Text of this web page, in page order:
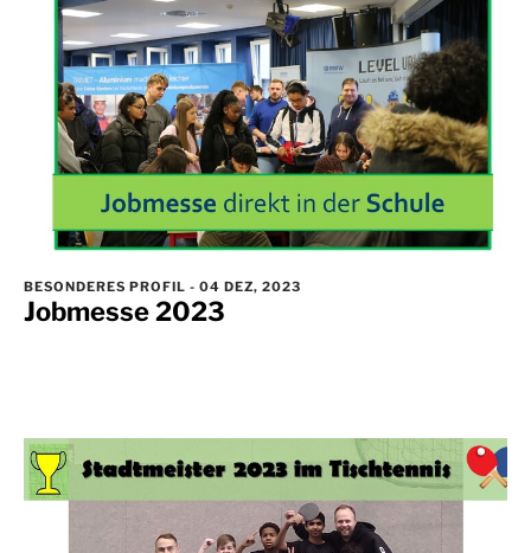
BESONDERES PROFIL - 04 DEZ, 2023
Jobmesse 2023